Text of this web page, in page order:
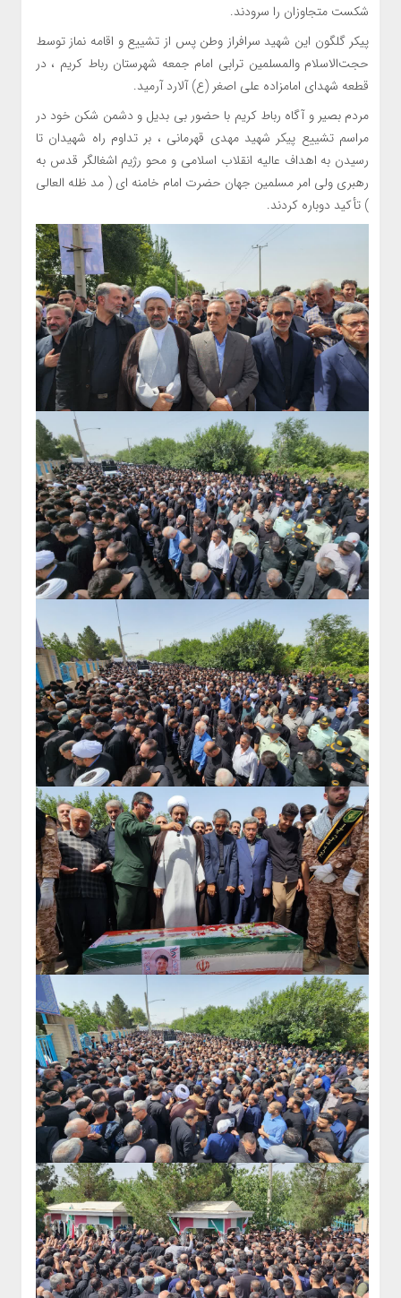
شکست متجاوزان را سرودند.
پیکر گلگون این شهید سرافراز وطن پس از تشییع و اقامه نماز توسط
حجت‌الاسلام والمسلمین ترابی امام جمعه شهرستان رباط کریم ، در
قطعه شهدای امامزاده علی اصغر (ع) آلارد آرمید.
مردم بصیر و آگاه رباط کریم با حضور بی بدیل و دشمن شکن خود در
مراسم تشییع پیکر شهید مهدی قهرمانی ، بر تداوم راه شهیدان تا
رسیدن به اهداف عالیه انقلاب اسلامی و محو رژیم اشغالگر قدس به
رهبری ولی امر مسلمین جهان حضرت امام خامنه ای ( مد ظله العالی
) تأکید دوباره کردند.